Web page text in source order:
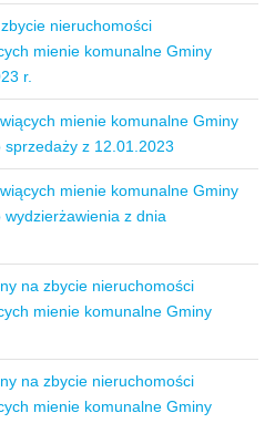
nieruchomości
mienie komunalne Gminy
r.
mienie komunalne Gminy
z 12.01.2023
mienie komunalne Gminy
z dnia
na zbycie nieruchomości
mienie komunalne Gminy
na zbycie nieruchomości
mienie komunalne Gminy